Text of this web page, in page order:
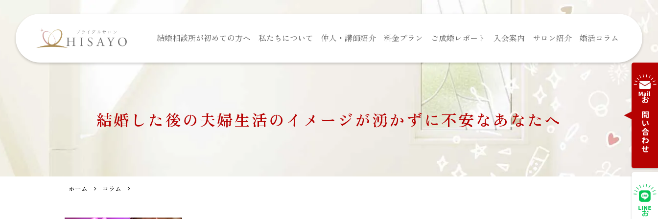
結婚相談所が初めての方へ 私たちについて 仲人・講師紹介 料金プラン ご成婚レポート 入会案内 サロン紹介 婚活コラム
結婚した後の夫婦生活のイメージが湧かずに不安なあなたへ
ホーム コラム
お問い合わせ